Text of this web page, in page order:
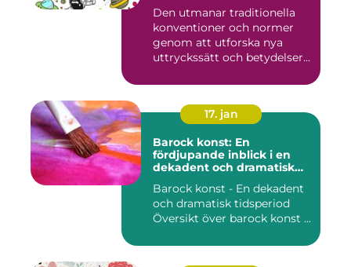
fortsätter att påverka
samtida konstvärlden
Den utmanar traditionella
konventioner och normer
genom att utforska nya
uttryckssätt och betydelser...
17. jan
Barock konst: En
fördjupande inblick i en
dekadent och dramatisk
Barock konst - En dekadent
och dramatisk tidsperiod
Översikt över barock konst ...